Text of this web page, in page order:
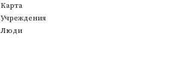
Kарта
Учреждения
Люди